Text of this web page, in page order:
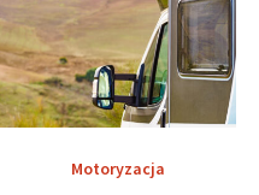
Motoryzacja